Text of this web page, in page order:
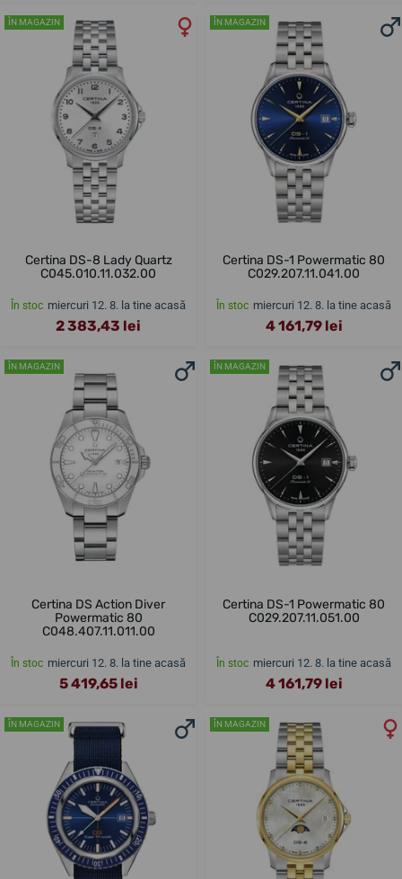
ÎN MAGAZIN
Certina DS-8 Lady Quartz
C045.010.11.032.00
În stoc miercuri 12. 8. la tine acasă
2 383,43 lei
ÎN MAGAZIN
Certina DS-1 Powermatic 80
C029.207.11.041.00
În stoc miercuri 12. 8. la tine acasă
4 161,79 lei
ÎN MAGAZIN
Certina DS Action Diver
Powermatic 80
C048.407.11.011.00
În stoc miercuri 12. 8. la tine acasă
5 419,65 lei
ÎN MAGAZIN
Certina DS-1 Powermatic 80
C029.207.11.051.00
În stoc miercuri 12. 8. la tine acasă
4 161,79 lei
ÎN MAGAZIN ÎN MAGAZIN